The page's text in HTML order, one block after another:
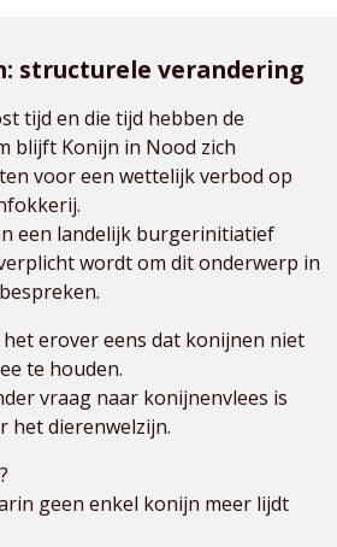
structurele verandering
tijd en die tijd hebben de
blijft Konijn in Nood zich
voor een wettelijk verbod op
een landelijk burgerinitiatief
wordt om dit onderwerp in
erover eens dat konijnen niet
te houden.
vraag naar konijnenvlees is
het dierenwelzijn.
geen enkel konijn meer lijdt